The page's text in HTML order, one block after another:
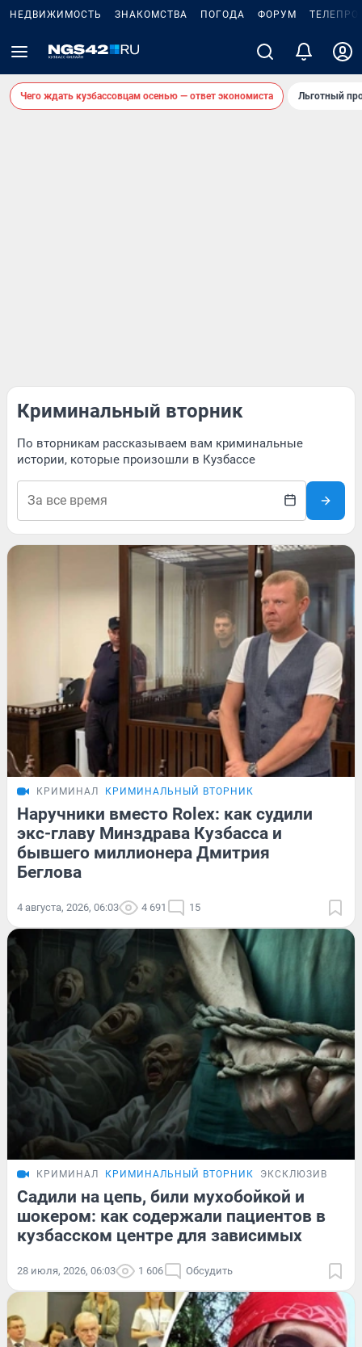
НЕДВИЖИМОСТЬ ЗНАКОМСТВА ПОГОДА ФОРУМ
Чего ждать кузбассовцам осенью — ответ экономиста Льготный
Криминальный вторник
По вторникам рассказываем вам криминальные
истории, которые произошли в Кузбассе
КРИМИНАЛ КРИМИНАЛЬНЫЙ ВТОРНИК
Наручники вместо Rolex: как судили
экс-главу Минздрава Кузбасса и
бывшего миллионера Дмитрия
Беглова
4 августа, 2026, 06:03 4 691 15
КРИМИНАЛ КРИМИНАЛЬНЫЙ ВТОРНИК ЭКСКЛЮЗИВ
Садили на цепь, били мухобойкой и
шокером: как содержали пациентов в
кузбасском центре для зависимых
28 июля, 2026, 06:03 1 606 Обсудить